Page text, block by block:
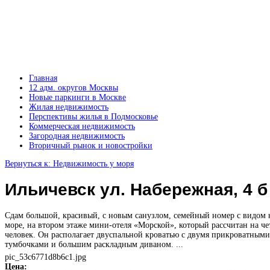
Главная
12 адм. округов Москвы
Новые паркинги в Москве
Жилая недвижимость
Перспективы жилья в Подмосковье
Коммерческая недвижимость
Загородная недвижимость
Вторичный рынок и новостройки
Вернуться к: Недвижимость у моря
Ильичевск ул. Набережная, 4 б
Сдам большой, красивый, с новым санузлом, семейный номер с видом
море, на втором этаже мини-отеля «Морской», который рассчитан на
человек. Он располагает двуспальной кроватью с двумя прикроватными
тумбочками и большим раскладным диваном. ...
pic_53c6771d8b6c1.jpg
Цена: